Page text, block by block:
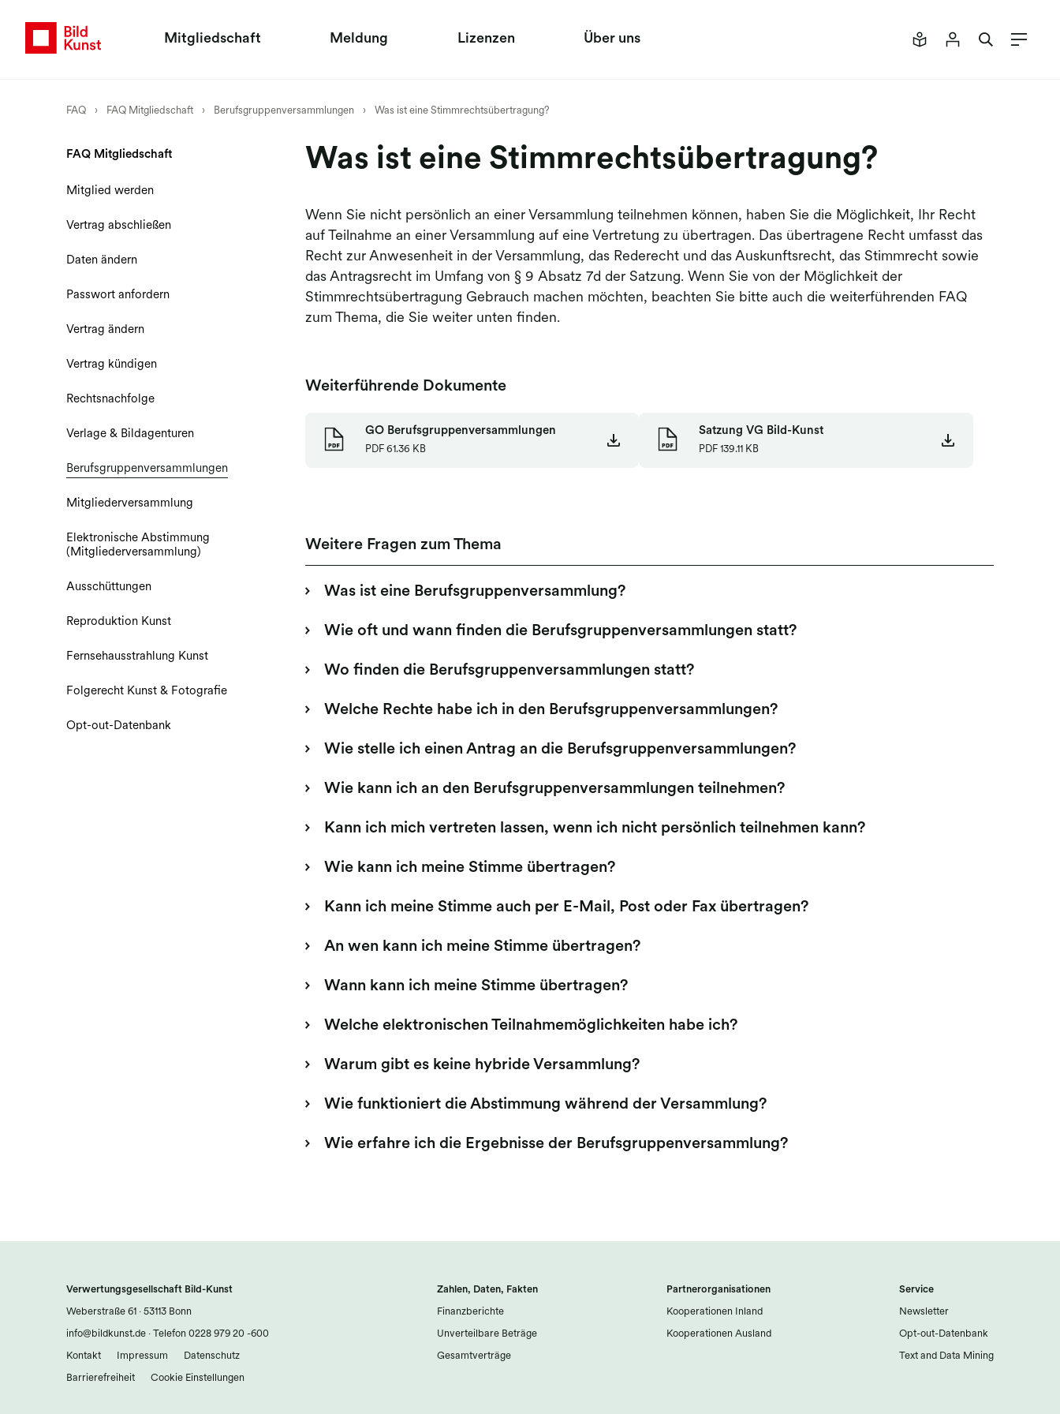
Mitgliedschaft Meldung Lizenzen Über uns
FAQ › FAQ Mitgliedschaft › Berufsgruppenversammlungen › Was ist eine Stimmrechtsübertragung?
FAQ Mitgliedschaft
Mitglied werden
Vertrag abschließen
Daten ändern
Passwort anfordern
Vertrag ändern
Vertrag kündigen
Rechtsnachfolge
Verlage & Bildagenturen
Berufsgruppenversammlungen
Mitgliederversammlung
Elektronische Abstimmung
(Mitgliederversammlung)
Ausschüttungen
Reproduktion Kunst
Fernsehausstrahlung Kunst
Folgerecht Kunst & Fotografie
Opt-out-Datenbank
Was ist eine Stimmrechtsübertragung?
Wenn Sie nicht persönlich an einer Versammlung teilnehmen können, haben Sie die Möglichkeit, Ihr Recht
auf Teilnahme an einer Versammlung auf eine Vertretung zu übertragen. Das übertragene Recht umfasst das
Recht zur Anwesenheit in der Versammlung, das Rederecht und das Auskunftsrecht, das Stimmrecht sowie
das Antragsrecht im Umfang von § 9 Absatz 7d der Satzung. Wenn Sie von der Möglichkeit der
Stimmrechtsübertragung Gebrauch machen möchten, beachten Sie bitte auch die weiterführenden FAQ
zum Thema, die Sie weiter unten finden.
Weiterführende Dokumente
GO Berufsgruppenversammlungen
PDF 61.36 KB
Satzung VG Bild-Kunst
PDF 139.11 KB
Weitere Fragen zum Thema
Was ist eine Berufsgruppenversammlung?
Wie oft und wann finden die Berufsgruppenversammlungen statt?
Wo finden die Berufsgruppenversammlungen statt?
Welche Rechte habe ich in den Berufsgruppenversammlungen?
Wie stelle ich einen Antrag an die Berufsgruppenversammlungen?
Wie kann ich an den Berufsgruppenversammlungen teilnehmen?
Kann ich mich vertreten lassen, wenn ich nicht persönlich teilnehmen kann?
Wie kann ich meine Stimme übertragen?
Kann ich meine Stimme auch per E-Mail, Post oder Fax übertragen?
An wen kann ich meine Stimme übertragen?
Wann kann ich meine Stimme übertragen?
Welche elektronischen Teilnahmemöglichkeiten habe ich?
Warum gibt es keine hybride Versammlung?
Wie funktioniert die Abstimmung während der Versammlung?
Wie erfahre ich die Ergebnisse der Berufsgruppenversammlung?
Verwertungsgesellschaft Bild-Kunst
Weberstraße 61 · 53113 Bonn
info@bildkunst.de · Telefon 0228 979 20 -600
Kontakt Impressum Datenschutz
Barrierefreiheit Cookie Einstellungen
Zahlen, Daten, Fakten
Finanzberichte
Unverteilbare Beträge
Gesamtverträge
Partnerorganisationen
Kooperationen Inland
Kooperationen Ausland
Service
Newsletter
Opt-out-Datenbank
Text and Data Mining